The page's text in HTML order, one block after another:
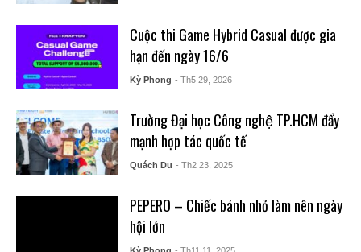
Cuộc thi Game Hybrid Casual được gia
hạn đến ngày 16/6
Kỳ Phong - Th5 29, 2026
Trường Đại học Công nghệ TP.HCM đẩy
mạnh hợp tác quốc tế
Quách Du - Th2 23, 2025
PEPERO – Chiếc bánh nhỏ làm nên ngày
hội lớn